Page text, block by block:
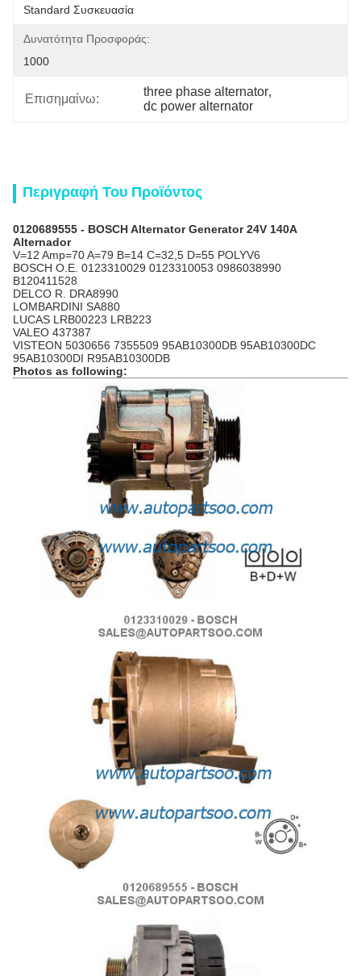
Standard Συσκευασία
Δυνατότητα Προσφοράς:
1000
Επισημαίνω:
three phase alternator,
dc power alternator
Περιγραφή Του Προϊόντος
0120689555 - BOSCH Alternator Generator 24V 140A
Alternador
V=12 Amp=70 A=79 B=14 C=32,5 D=55 POLYV6
BOSCH O.E. 0123310029 0123310053 0986038990
B120411528
DELCO R. DRA8990
LOMBARDINI SA880
LUCAS LRB00223 LRB223
VALEO 437387
VISTEON 5030656 7355509 95AB10300DB 95AB10300DC
95AB10300DI R95AB10300DB
Photos as following: